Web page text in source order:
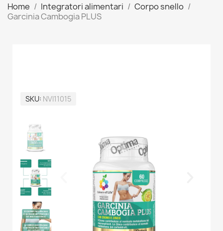
Home Integratori alimentari
Corpo snello
Garcinia Cambogia PLUS
SKU NVI11015